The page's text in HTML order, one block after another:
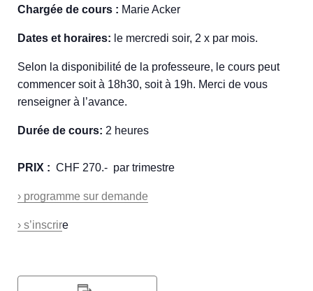
Chargée de cours : Marie Acker
Dates et horaires: le mercredi soir, 2 x par mois.
Selon la disponibilité de la professeure, le cours peut
commencer soit à 18h30, soit à 19h. Merci de vous
renseigner à l’avance.
Durée de cours: 2 heures
PRIX : CHF 270.- par trimestre
› programme sur demande
› s’inscrire